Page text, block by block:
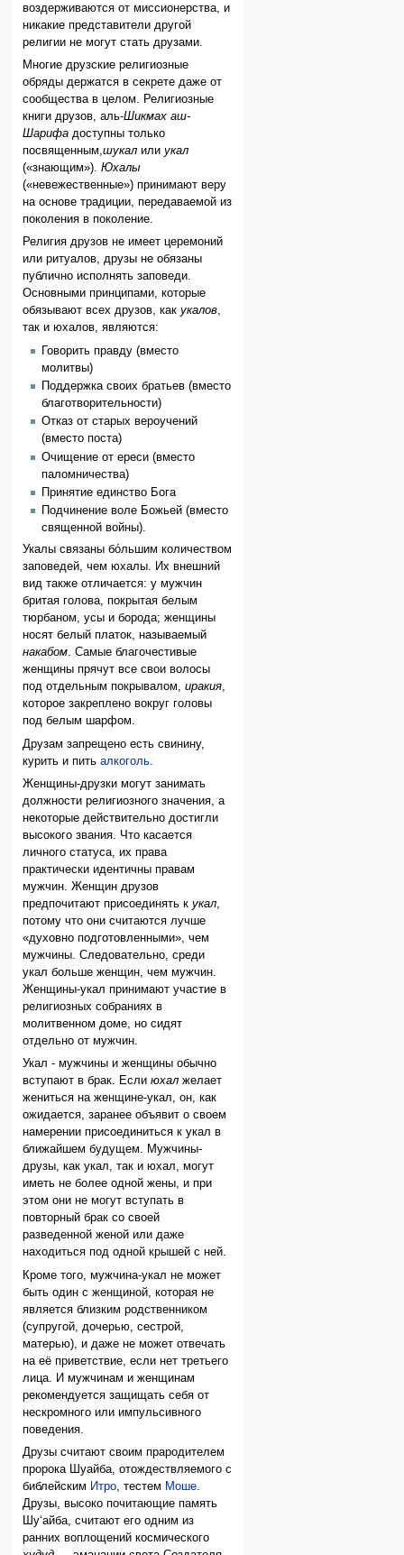
воздерживаются от миссионерства, и
никакие представители другой
религии не могут стать друзами.
Многие друзские религиозные
обряды держатся в секрете даже от
сообщества в целом. Религиозные
книги друзов, аль-Шикмах аш-
Шарифа доступны только
посвященным,шукал илиукал
(«знающим»).Юхалы
(«невежественные») принимают веру
на основе традиции, передаваемой из
поколения в поколение.
Религия друзов не имеет церемоний
или ритуалов, друзы не обязаны
публично исполнять заповеди.
Основными принципами, которые
обязывают всех друзов, какукалов,
так и юхалов, являются:
Говорить правду (вместо
молитвы)
Поддержка своих братьев (вместо
благотворительности)
Отказ от старых вероучений
(вместо поста)
Очищение от ереси (вместо
паломничества)
Принятие единство Бога
Подчинение воле Божьей (вместо
священной войны).
Укалы связаны бо́льшим количеством
заповедей, чем юхалы. Их внешний
вид также отличается: у мужчин
бритая голова, покрытая белым
тюрбаном, усы и борода; женщины
носят белый платок, называемый
накабом. Самые благочестивые
женщины прячут все свои волосы
под отдельным покрывалом,иракия,
которое закреплено вокруг головы
под белым шарфом.
Друзам запрещено есть свинину,
курить и питьалкоголь
Женщины-друзки могут занимать
должности религиозного значения, а
некоторые действительно достигли
высокого звания. Что касается
личного статуса, их права
практически идентичны правам
мужчин. Женщин друзов
предпочитают присоединять кукал,
потому что они считаются лучше
«духовно подготовленными», чем
мужчины. Следовательно, среди
укал больше женщин, чем мужчин.
Женщины-укал принимают участие в
религиозных собраниях в
молитвенном доме, но сидят
отдельно от мужчин.
Укал - мужчины и женщины обычно
вступают в брак. Еслиюхал желает
жениться на женщине-укал, он, как
ожидается, заранее объявит о своем
намерении присоединиться к укал в
ближайшем будущем. Мужчины-
друзы, как укал, так и юхал, могут
иметь не более одной жены, и при
этом они не могут вступать в
повторный брак со своей
разведенной женой или даже
находиться под одной крышей с ней.
Кроме того, мужчина-укал не может
быть один с женщиной, которая не
является близким родственником
(супругой, дочерью, сестрой,
матерью), и даже не может отвечать
на её приветствие, если нет третьего
лица. И мужчинам и женщинам
рекомендуется защищать себя от
нескромного или импульсивного
поведения.
Друзы считают своим прародителем
пророка Шуайба, отождествляемого с
библейским Итро, тестем Моше.
Друзы, высоко почитающие память
Шу‘айба, считают его одним из
ранних воплощений космического